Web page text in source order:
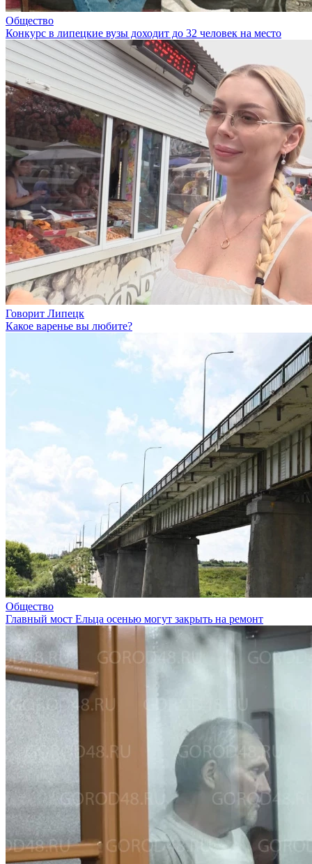
Общество
Конкурс в липецкие вузы доходит до 32 человек на место
Говорит Липецк
Какое варенье вы любите?
Общество
Главный мост Ельца осенью могут закрыть на ремонт